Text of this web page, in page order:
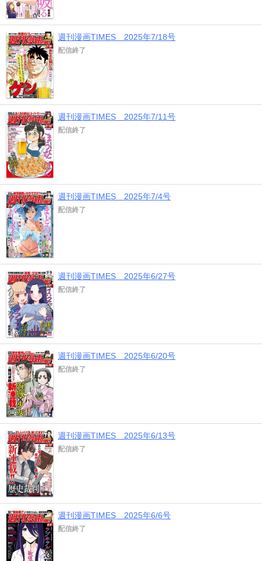
週刊漫画TIMES 2025年7/18号
配信終了
週刊漫画TIMES 2025年7/11号
配信終了
週刊漫画TIMES 2025年7/4号
配信終了
週刊漫画TIMES 2025年6/27号
配信終了
週刊漫画TIMES 2025年6/20号
配信終了
週刊漫画TIMES 2025年6/13号
配信終了
週刊漫画TIMES 2025年6/6号
配信終了